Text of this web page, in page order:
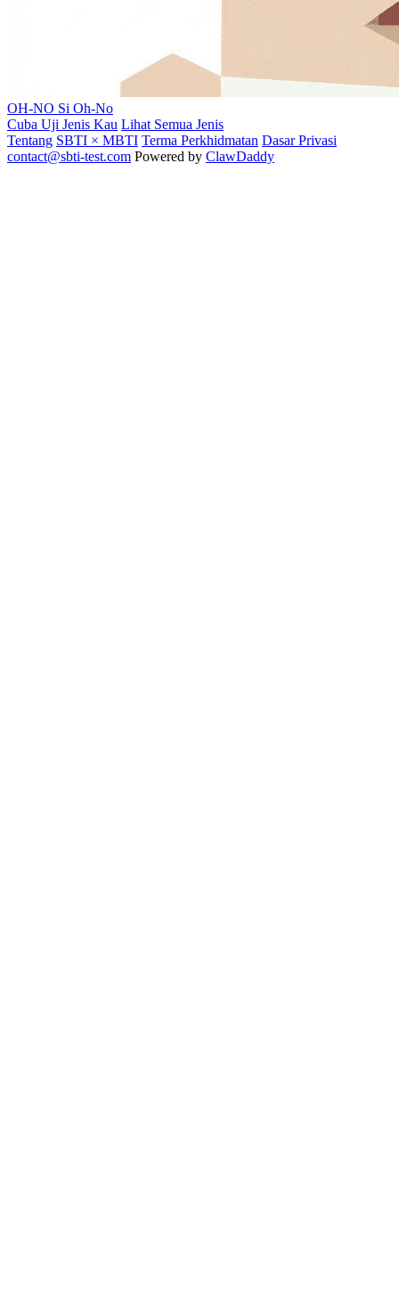
OH-NO Si Oh-No
Cuba Uji Jenis Kau Lihat Semua Jenis
Tentang SBTI × MBTI Terma Perkhidmatan Dasar Privasi
contact@sbti-test.com Powered by ClawDaddy